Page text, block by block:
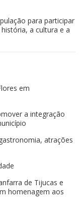
para participar
a cultura e a
em
a integração
atrações
de Tijucas e
homenagem aos